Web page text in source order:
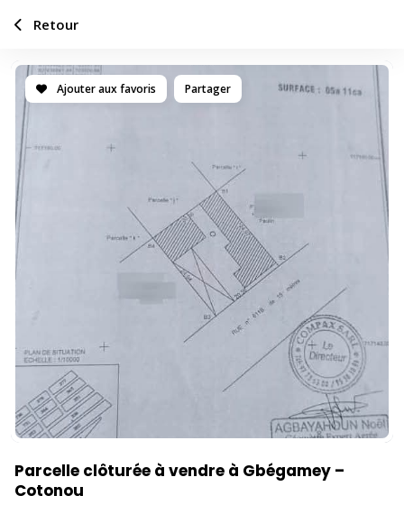
Ajouter aux favoris Partager
Parcelle clôturée à vendre à Gbégamey –
Cotonou
Retour